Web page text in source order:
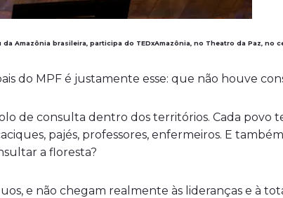
Amazônia brasileira, participa do TEDxAmazônia, no Theatro da Paz, no
do MPF é justamente esse: que não houve
de consulta dentro dos territórios. Cada povo
pajés, professores, enfermeiros. E
a floresta?
e não chegam realmente às lideranças e à